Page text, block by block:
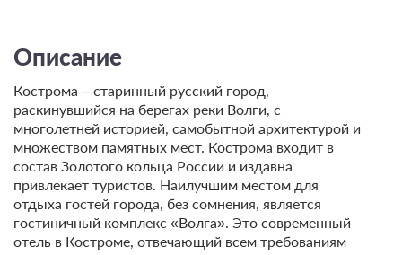
Описание
Кострома – старинный русский город,
раскинувшийся на берегах реки Волги, с
многолетней историей, самобытной архитектурой и
множеством памятных мест. Кострома входит в
состав Золотого кольца России и издавна
привлекает туристов. Наилучшим местом для
отдыха гостей города, без сомнения, является
гостиничный комплекс «Волга». Это современный
отель в Костроме, отвечающий всем требованиям